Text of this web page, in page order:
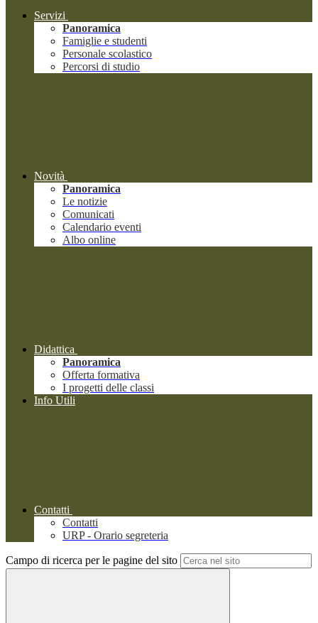
Servizi
Panoramica
Famiglie e studenti
Personale scolastico
Percorsi di studio
Novità
Panoramica
Le notizie
Comunicati
Calendario eventi
Albo online
Didattica
Panoramica
Offerta formativa
I progetti delle classi
Info Utili
Contatti
Contatti
URP - Orario segreteria
Campo di ricerca per le pagine del sito